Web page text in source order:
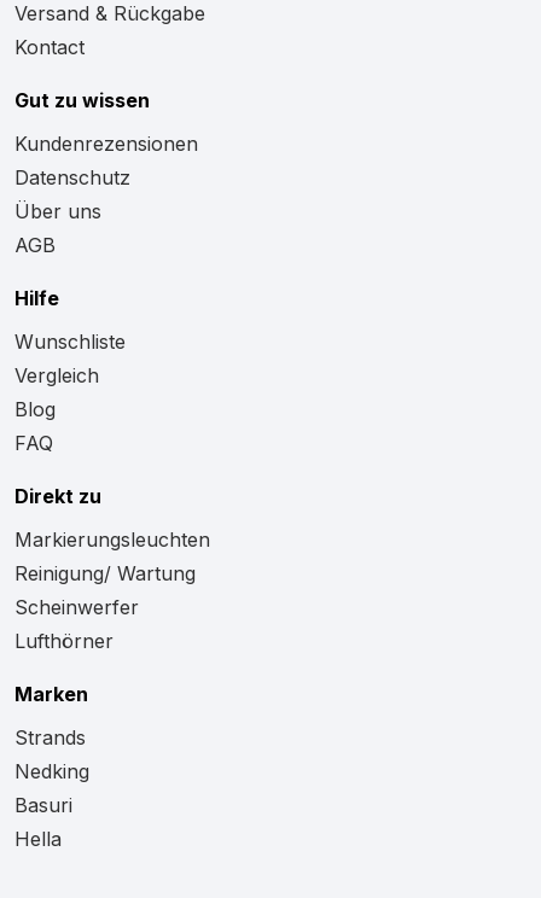
Versand & Rückgabe
Kontact
Gut zu wissen
Kundenrezensionen
Datenschutz
Über uns
AGB
Hilfe
Wunschliste
Vergleich
Blog
FAQ
Direkt zu
Markierungsleuchten
Reinigung/ Wartung
Scheinwerfer
Lufthörner
Marken
Strands
Nedking
Basuri
Hella